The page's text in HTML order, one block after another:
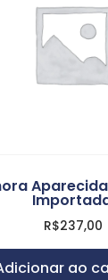
R$237,00
ao